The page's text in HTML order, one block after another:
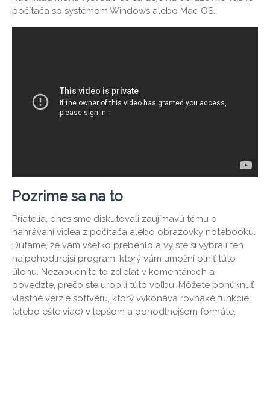
počítača so systémom Windows alebo Mac OS.
Pozrime sa na to
Priatelia, dnes sme diskutovali zaujímavú tému o
nahrávaní videa z počítača alebo obrazovky notebooku.
Dúfame, že vám všetko prebehlo a vy ste si vybrali ten
najpohodlnejší program, ktorý vám umožní plniť túto
úlohu. Nezabudnite to zdieľať v komentároch a
povedzte, prečo ste urobili túto voľbu. Môžete ponúknuť
vlastné verzie softvéru, ktorý vykonáva rovnaké funkcie
(alebo ešte viac) v lepšom a pohodlnejšom formáte.